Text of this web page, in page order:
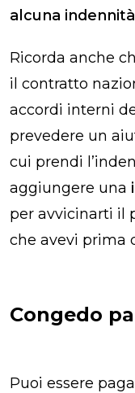
alcuna indennità
Ricorda anche
il contratto
accordi interni
prevedere un
cui prendi
aggiungere una
per avvicinarti il
che avevi prima
Congedo
Puoi essere